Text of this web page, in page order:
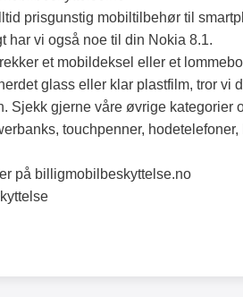
prisgunstig mobiltilbehør til
har vi også noe til din Nokia 8.1.
et mobildeksel eller et
glass eller klar plastfilm, tror vi
Sjekk gjerne våre øvrige kategorier
touchpenner, hodetelefoner,
på billigmobilbeskyttelse.no